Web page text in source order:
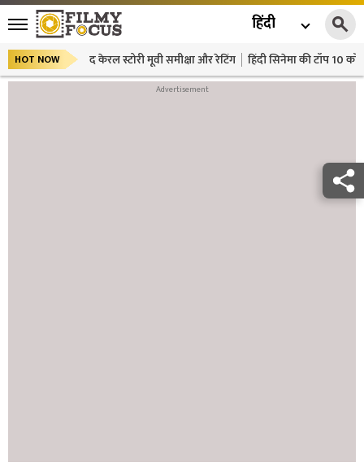
हिंदी
HOT NOW द केरल स्टोरी मूवी समीक्षा और रेटिंग हिंदी सिनेमा की टॉप 10